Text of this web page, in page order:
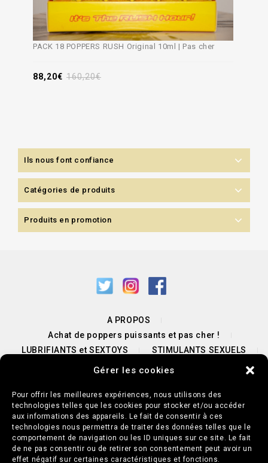
Gérer les cookies
Pour offrir les meilleures expériences, nous utilisons des
technologies telles que les cookies pour stocker et/ou accéder
aux informations des appareils. Le fait de consentir à ces
technologies nous permettra de traiter des données telles que le
comportement de navigation ou les ID uniques sur ce site. Le fait
de ne pas consentir ou de retirer son consentement peut avoir un
effet négatif sur certaines caractéristiques et fonctions.
PACK 18 POPPERS RUSH Original 10ml | Pas cher
160,20€
88,20€
Ils nous font confiance
Catégories de produits
Produits en promotion
A PROPOS
Achat de poppers puissants et pas cher !
LUBRIFIANTS et SEXTOYS
STIMULANTS SEXUELS
PROMOTIONS POPPERS & SEXTOYS
Mentions légales
Conditions générales de vente
Paiements sécurisés 🔒
Politique de cookies (UE)